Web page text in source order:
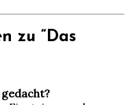
zu “Das
gedacht?